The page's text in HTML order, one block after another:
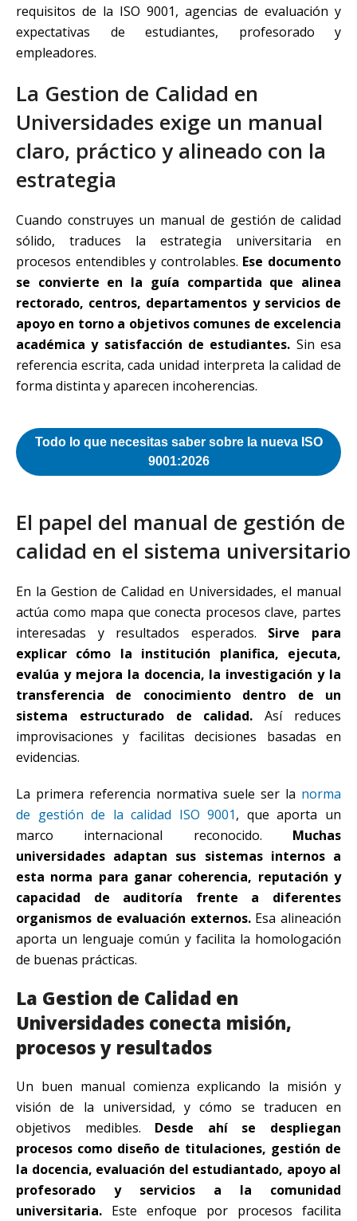
requisitos de la ISO 9001, agencias de evaluación y
expectativas de estudiantes, profesorado y
empleadores.
La Gestion de Calidad en
Universidades exige un manual
claro, práctico y alineado con la
estrategia
Cuando construyes un manual de gestión de calidad
sólido, traduces la estrategia universitaria en
procesos entendibles y controlables. Ese documento
se convierte en la guía compartida que alinea
rectorado, centros, departamentos y servicios de
apoyo en torno a objetivos comunes de excelencia
académica y satisfacción de estudiantes. Sin esa
referencia escrita, cada unidad interpreta la calidad de
forma distinta y aparecen incoherencias.
Todo lo que necesitas saber sobre la nueva ISO
9001:2026
El papel del manual de gestión de
calidad en el sistema universitario
En la Gestion de Calidad en Universidades, el manual
actúa como mapa que conecta procesos clave, partes
interesadas y resultados esperados. Sirve para
explicar cómo la institución planifica, ejecuta,
evalúa y mejora la docencia, la investigación y la
transferencia de conocimiento dentro de un
sistema estructurado de calidad. Así reduces
improvisaciones y facilitas decisiones basadas en
evidencias.
La primera referencia normativa suele ser la norma
de gestión de la calidad ISO 9001, que aporta un
marco internacional reconocido. Muchas
universidades adaptan sus sistemas internos a
esta norma para ganar coherencia, reputación y
capacidad de auditoría frente a diferentes
organismos de evaluación externos.Esa alineación
aporta un lenguaje común y facilita la homologación
de buenas prácticas.
La Gestion de Calidad en
Universidades conecta misión,
procesos y resultados
Un buen manual comienza explicando la misión y
visión de la universidad, y cómo se traducen en
objetivos medibles. Desde ahí se despliegan
procesos como diseño de titulaciones, gestión de
la docencia, evaluación del estudiantado, apoyo al
profesorado y servicios a la comunidad
universitaria. Este enfoque por procesos facilita